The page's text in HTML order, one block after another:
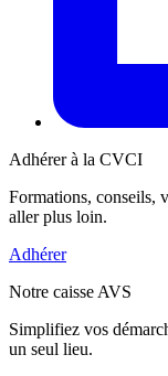
Adhérer à la CVCI
Formations, conseils,
aller plus loin.
Adhérer
Notre caisse AVS
Simplifiez vos
un seul lieu.